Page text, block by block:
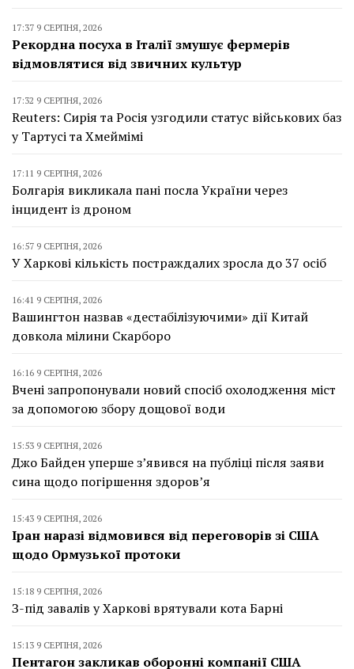
17:37 9 СЕРПНЯ, 2026
Рекордна посуха в Італії змушує фермерів
відмовлятися від звичних культур
17:32 9 СЕРПНЯ, 2026
Reuters: Сирія та Росія узгодили статус військових баз
у Тартусі та Хмеймімі
17:11 9 СЕРПНЯ, 2026
Болгарія викликала пані посла України через
інцидент із дроном
16:57 9 СЕРПНЯ, 2026
У Харкові кількість постраждалих зросла до 37 осіб
16:41 9 СЕРПНЯ, 2026
Вашингтон назвав «дестабілізуючими» дії Китай
довкола мілини Скарборо
16:16 9 СЕРПНЯ, 2026
Вчені запропонували новий спосіб охолодження міст
за допомогою збору дощової води
15:53 9 СЕРПНЯ, 2026
Джо Байден уперше з’явився на публіці після заяви
сина щодо погіршення здоров’я
15:43 9 СЕРПНЯ, 2026
Іран наразі відмовився від переговорів зі США
щодо Ормузької протоки
15:18 9 СЕРПНЯ, 2026
З-під завалів у Харкові врятували кота Барні
15:13 9 СЕРПНЯ, 2026
Пентагон закликав оборонні компанії США